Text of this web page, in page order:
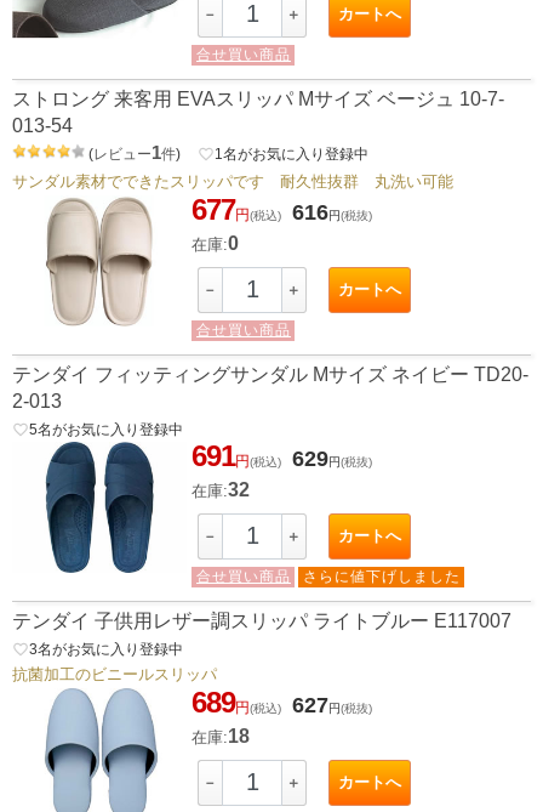
－ ＋ カートへ
合せ買い商品
ストロング 来客用 EVAスリッパ Mサイズ ベージュ 10-7-
013-54
(レビュー1件) favorite_border1 名がお気に入り登録中
サンダル素材でできたスリッパです 耐久性抜群 丸洗い可能
677円(税込) 616円(税抜)
在庫:0
－ ＋ カートへ
合せ買い商品
テンダイ フィッティングサンダル Mサイズ ネイビー TD20-
2-013
favorite_border5名がお気に入り登録中
691円(税込) 629円(税抜)
在庫:32
－ ＋ カートへ
合せ買い商品 さらに値下げしました
テンダイ 子供用レザー調スリッパ ライトブルー E117007
favorite_border3名がお気に入り登録中
抗菌加工のビニールスリッパ
689円(税込) 627円(税抜)
在庫:18
－ ＋ カートへ